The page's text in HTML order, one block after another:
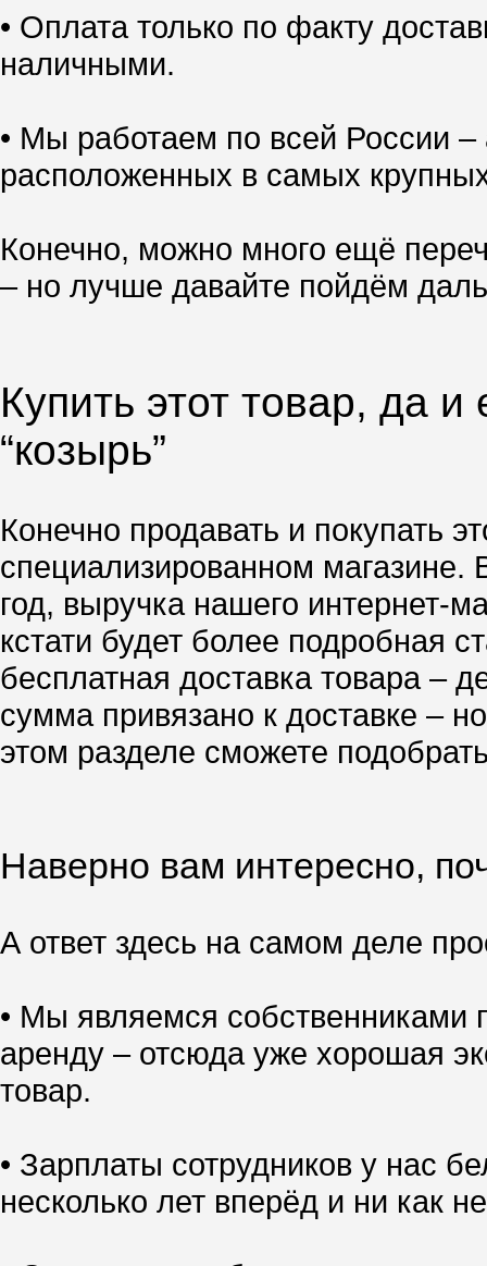
• Оплата только по факту
наличными.
• Мы работаем по всей России
расположенных в самых
Конечно, можно много ещё
– но лучше давайте пойдём
Купить этот товар, да
“козырь”
Конечно продавать и покупать
специализированном магазине.
год, выручка нашего интернет-
кстати будет более подробная
бесплатная доставка товара –
сумма привязано к доставке –
этом разделе сможете
Наверно вам интересно,
А ответ здесь на самом деле
• Мы являемся собственниками
аренду – отсюда уже хорошая
товар.
• Зарплаты сотрудников у нас
несколько лет вперёд и ни как